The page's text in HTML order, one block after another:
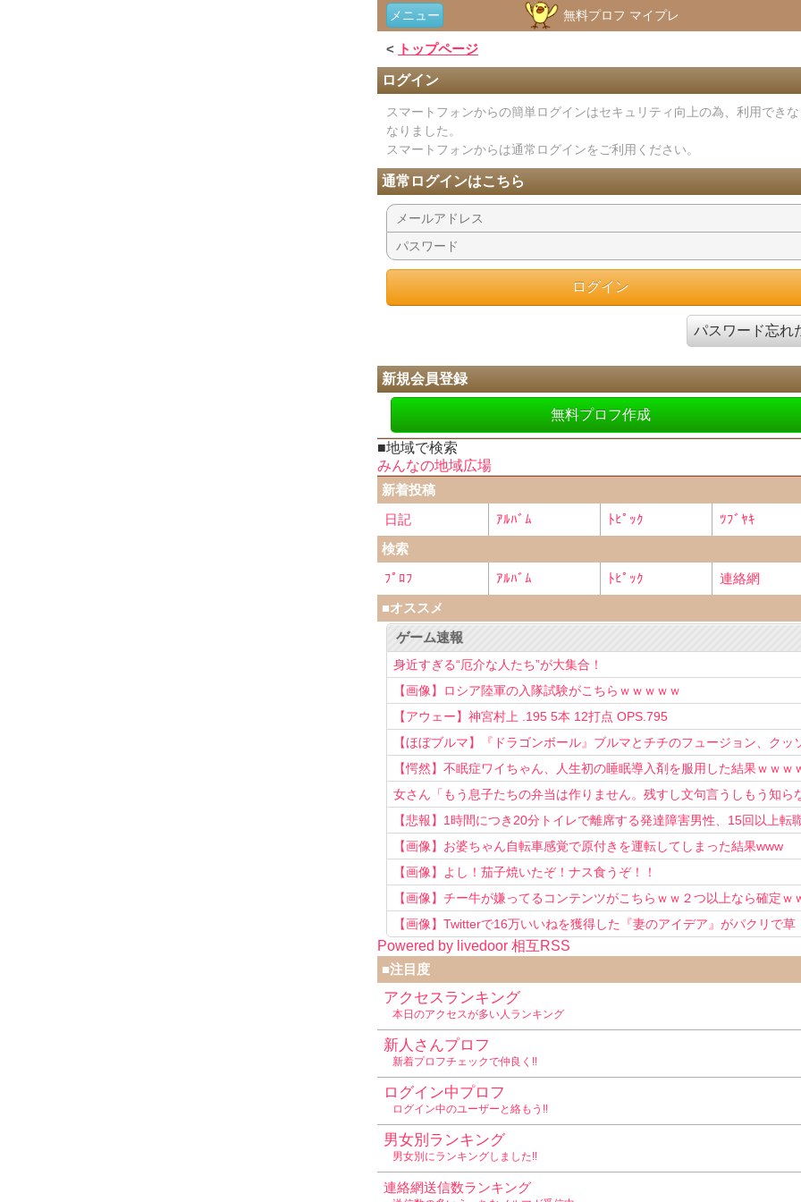
メニュー 無料プロフ マイプレ
< トップページ
ログイン
スマートフォンからの簡単ログインはセキュリティ向上の為、利用でき
なりました。
スマートフォンからは通常ログインをご利用ください。
通常ログインはこちら
パスワード忘れ
新規会員登録
無料プロフ作成
■地域で検索
みんなの地域広場
新着投稿
日記
ｱﾙﾊﾞﾑ ﾄﾋﾟｯｸ
ﾂﾌﾞﾔｷ
検索
ﾌﾟﾛﾌ
ｱﾙﾊﾞﾑ ﾄﾋﾟｯｸ
連絡網
■オススメ
ゲーム速報
身近すぎる“厄介な人たち”が大集合！
【画像】ロシア陸軍の入隊試験がこちらｗｗｗｗｗ
【アウェー】神宮村上 .195 5本 12打点 OPS.795
【ほぼブルマ】『ドラゴンボール』ブルマとチチのフュージョン、クッ
可愛すぎるwwwwwww
【愕然】不眠症ワイちゃん、人生初の睡眠導入剤を服用した結果ｗｗｗ
女さん「もう息子たちの弁当は作りません。残すし文句言うしもう知ら
い！」
【悲報】1時間につき20分トイレで離席する発達障害男性、15回以上転
を重ねてしまう
【画像】お婆ちゃん自転車感覚で原付きを運転してしまった結果www
【画像】よし！茄子焼いたぞ！ナス食うぞ！！
【画像】チー牛が嫌ってるコンテンツがこちらｗｗ２つ以上なら確定ｗ
【画像】Twitterで16万いいねを獲得した『妻のアイデア』がパクリで草
www
Powered by livedoor 相互RSS
■注目度
アクセスランキング
本日のアクセスが多い人ランキング
新人さんプロフ
新着プロフチェックで仲良く!!
ログイン中プロフ
ログイン中のユーザーと絡もう!!
男女別ランキング
男女別にランキングしました!!
連絡網送信数ランキング